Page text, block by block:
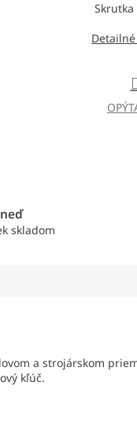
skladom
a strojárskom
kľúč.